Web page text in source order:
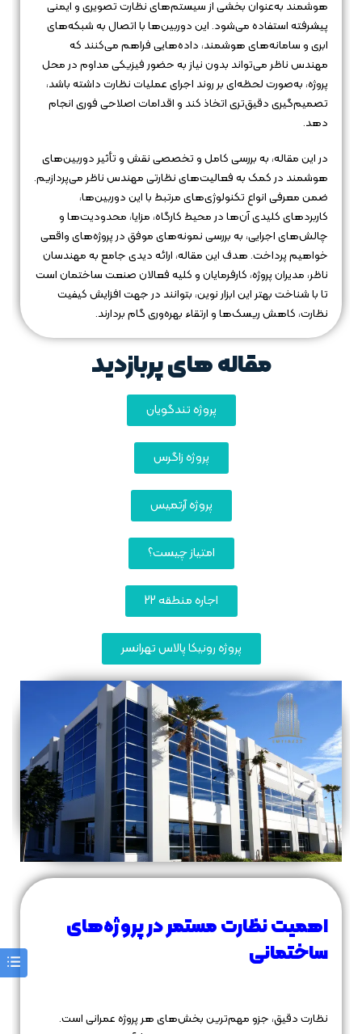
هوشمند به‌عنوان بخشی از سیستم‌های نظارت تصویری و ایمنی
پیشرفته استفاده می‌شود. این دوربین‌ها با اتصال به شبکه‌های
ابری و سامانه‌های هوشمند، داده‌هایی فراهم می‌کنند که
مهندس ناظر می‌تواند بدون نیاز به حضور فیزیکی مداوم در محل
پروژه، به‌صورت لحظه‌ای بر روند اجرای عملیات نظارت داشته باشد،
تصمیم‌گیری دقیق‌تری اتخاذ کند و اقدامات اصلاحی فوری انجام
دهد.
در این مقاله، به بررسی کامل و تخصصی نقش و تأثیر دوربین‌های
هوشمند در کمک به فعالیت‌های نظارتی مهندس ناظر می‌پردازیم.
ضمن معرفی انواع تکنولوژی‌های مرتبط با این دوربین‌ها،
کاربردهای کلیدی آن‌ها در محیط کارگاه، مزایا، محدودیت‌ها و
چالش‌های اجرایی، به بررسی نمونه‌های موفق در پروژه‌های واقعی
خواهیم پرداخت. هدف این مقاله، ارائه دیدی جامع به مهندسان
ناظر، مدیران پروژه، کارفرمایان و کلیه فعالان صنعت ساختمان است
تا با شناخت بهتر این ابزار نوین، بتوانند در جهت افزایش کیفیت
نظارت، کاهش ریسک‌ها و ارتقاء بهره‌وری گام بردارند.
مقاله های پربازدید
پروژه تندگویان
پروژه زاگرس
پروژه آرتمیس
امتیاز چیست؟
اجاره منطقه 22
پروژه رونیکا پالاس تهرانسر
اهمیت نظارت مستمر در پروژه‌های
ساختمانی
نظارت دقیق، جزو مهم‌ترین بخش‌های هر پروژه عمرانی است.